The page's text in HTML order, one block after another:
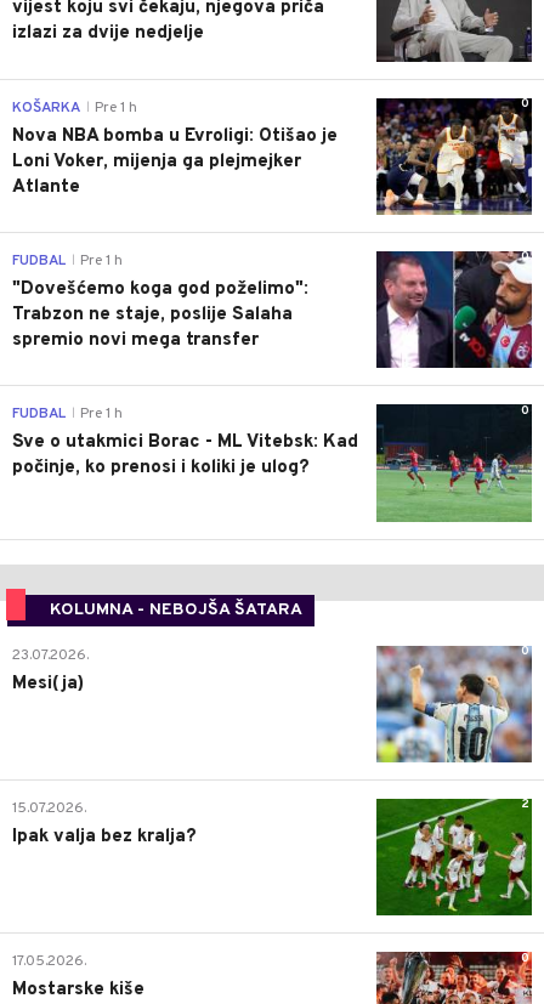
vijest koju svi čekaju, njegova priča
izlazi za dvije nedjelje
0
KOŠARKA Pre 1 h
Nova NBA bomba u Evroligi: Otišao je
Loni Voker, mijenja ga plejmejker
Atlante
0
FUDBAL Pre 1 h
"Dovešćemo koga god poželimo":
Trabzon ne staje, poslije Salaha
spremio novi mega transfer
0
FUDBAL Pre 1 h
Sve o utakmici Borac - ML Vitebsk: Kad
počinje, ko prenosi i koliki je ulog?
KOLUMNA - NEBOJŠA ŠATARA
0
23.07.2026.
Mesi(ja)
2
15.07.2026.
Ipak valja bez kralja?
0
17.05.2026.
Mostarske kiše